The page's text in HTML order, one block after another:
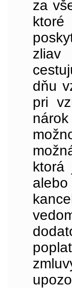
za
zliav
dňu
pri
ktorá